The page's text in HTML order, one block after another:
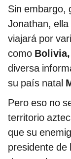
Sin embargo,
Jonathan,
viajará por
como
diversa
su país natal
Pero eso no
territorio
que su
presidente de